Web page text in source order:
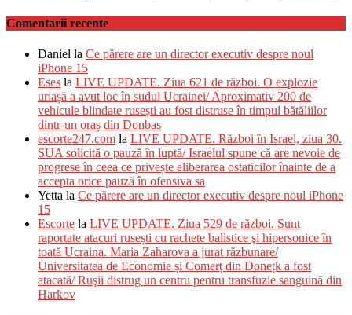
Comentarii recente
Daniel la Ce părere are un director executiv despre noul
iPhone 15
Eses la LIVE UPDATE. Ziua 621 de război. O explozie
uriașă a avut loc în sudul Ucrainei/ Aproximativ 200 de
vehicule blindate rusești au fost distruse în timpul bătăliilor
dintr-un oraș din Donbas
escorte247.com la LIVE UPDATE. Război în Israel, ziua 30.
SUA solicită o pauză în luptă/ Israelul spune că are nevoie de
progrese în ceea ce privește eliberarea ostaticilor înainte de a
accepta orice pauză în ofensiva sa
Yetta la Ce părere are un director executiv despre noul iPhone
15
Escorte la LIVE UPDATE. Ziua 529 de război. Sunt
raportate atacuri rusești cu rachete balistice şi hipersonice în
toată Ucraina. Maria Zaharova a jurat răzbunare/
Universitatea de Economie și Comerț din Donețk a fost
atacată/ Ruşii distrug un centru pentru transfuzie sanguină din
Harkov